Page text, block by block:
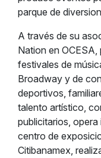
parque de
A través de su
Nation en
festivales de
Broadway y de
deportivos,
talento artístico,
publicitarios,
centro de
Citibanamex,